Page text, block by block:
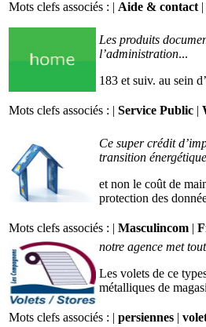
Mots clefs associés : | Aide & contact |
Les produits
l’administration...
183 et suiv. au sein
Mots clefs associés : | Service Public |
Ce super crédit
transition énergétique
et non le coût de
protection des
Mots clefs associés : | Masculincom |
notre agence met
Les volets de ce
métalliques de
Mots clefs associés : | persiennes |